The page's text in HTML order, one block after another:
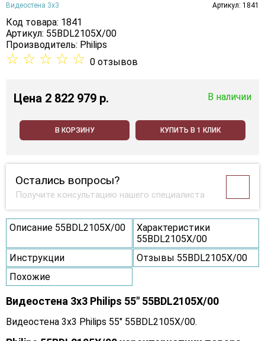
Видеостена 3х3 Артикул: 1841
Код товара: 1841
Артикул: 55BDL2105X/00
Производитель: Philips
☆ ☆ ☆ ☆ ☆ 0 отзывов
Цена 2 822 979 p. В наличии
В КОРЗИНУ КУПИТЬ В 1 КЛИК
Остались вопросы?
Получите консультацию нашего специалиста
Описание 55BDL2105X/00
Характеристики
55BDL2105X/00
Инструкции
Отзывы 55BDL2105X/00
Похожие
Видеостена 3x3 Philips 55" 55BDL2105X/00
Видеостена 3x3 Philips 55" 55BDL2105X/00.